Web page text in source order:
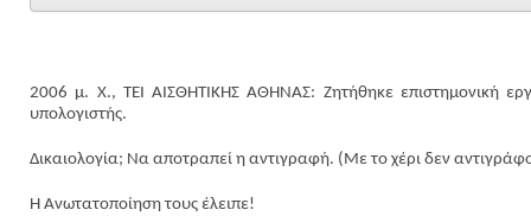
2006 μ. Χ., ΤΕΙ ΑΙΣΘΗΤΙΚΗΣ ΑΘΗΝΑΣ: Ζητήθηκε επιστημονική
υπολογιστής.
Δικαιολογία; Να αποτραπεί η αντιγραφή. (Με το χέρι δεν
Η Ανωτατοποίηση τους έλειπε!